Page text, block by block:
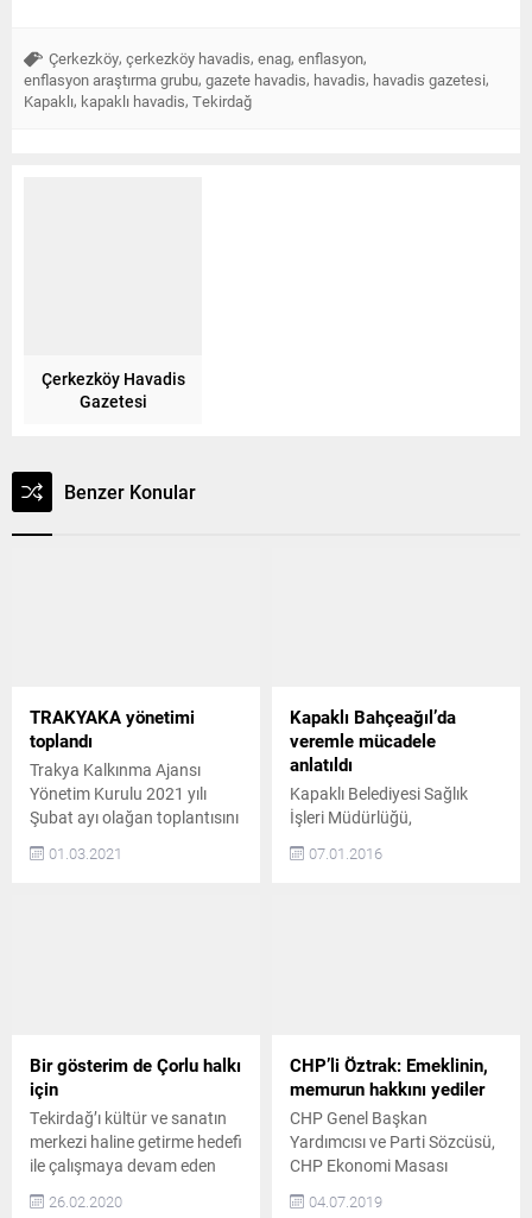
Çerkezköy, çerkezköy havadis, enag, enflasyon,
enflasyon araştırma grubu, gazete havadis, havadis, havadis gazetesi,
Kapaklı, kapaklı havadis, Tekirdağ
Çerkezköy Havadis
Gazetesi
Benzer Konular
TRAKYAKA yönetimi
toplandı
Trakya Kalkınma Ajansı
Yönetim Kurulu 2021 yılı
Şubat ayı olağan toplantısını
Kırklareli Valisi Osman Bilgin
başkanlığında Edirne’de
Valisi Aziz Yıldırım, Edirne
Belediye Başkanı Recep
Gürkan, Kırklareli Belediye
Başkanı Mehmet...
01.03.2021
Kapaklı Bahçeağıl’da
veremle mücadele
anlatıldı
Kapaklı Belediyesi Sağlık
İşleri Müdürlüğü,
vatandaşlara yönelik
bilgilendirme ve
İşleri Müdürlüğü, ocak ayının
ilk haftasında Verem Savaş
Eğitimi Haftası kapsamında
ilçede eğitimlerine devam
etti. Sağlık İşleri ve Halkla
İlişkiler Müdürlüğü, Kapaklı
İlçe Toplum Sağlığı Merkezi
07.01.2016
Bir gösterim de Çorlu halkı
için
Tekirdağ’ı kültür ve sanatın
merkezi haline getirme hedefi
ile çalışmaya devam eden
Tekirdağ Büyükşehir
Belediyesi, “19’dan Çok
26.02.2020
CHP’li Öztrak: Emeklinin,
memurun hakkını yediler
CHP Genel Başkan
Yardımcısı ve Parti Sözcüsü,
CHP Ekonomi Masası
Başkanı Tekirdağ Milletvekili
Faik Öztrak, CHP Ekonomi
04.07.2019